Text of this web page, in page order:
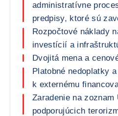
administratívne
predpisy, ktoré sú
Rozpočtové náklady
investícií a
Dvojitá mena a
Platobné nedoplatky
k externému
Zaradenie na zoznam
podporujúcich